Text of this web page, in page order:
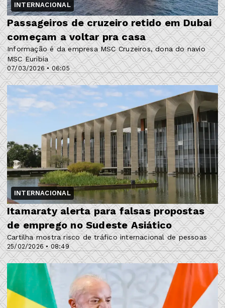
INTERNACIONAL
07/03/2026 • 06:05
Passageiros de cruzeiro retido em Dubai
começam a voltar pra casa
Informação é da empresa MSC Cruzeiros, dona do navio
MSC Euribia
INTERNACIONAL
25/02/2026 • 08:49
Itamaraty alerta para falsas propostas
de emprego no Sudeste Asiático
Cartilha mostra risco de tráfico internacional de pessoas